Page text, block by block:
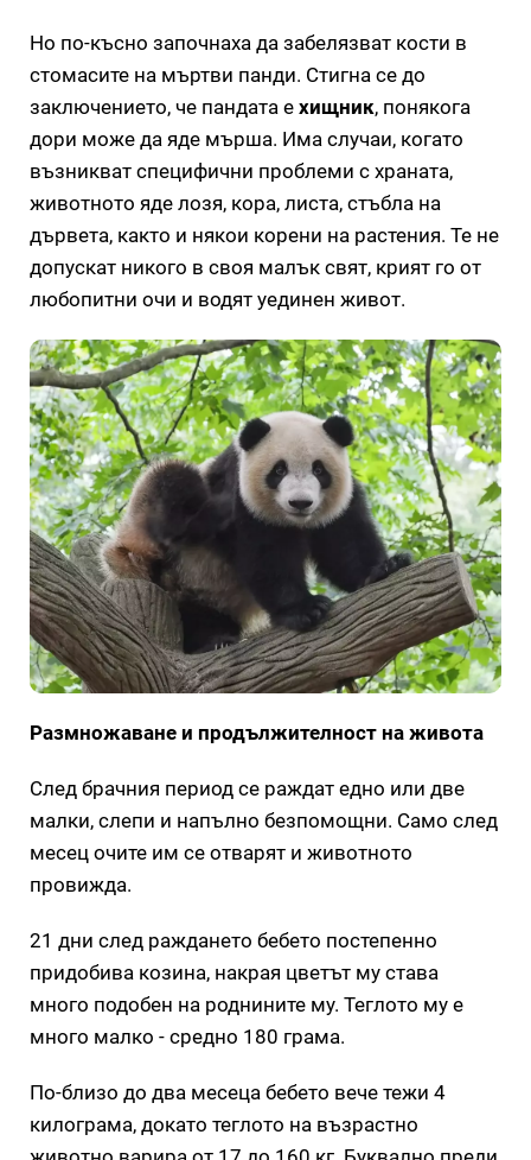
Но по-късно започнаха да забелязват кости в
стомасите на мъртви панди. Стигна се до
заключението, че пандата е хищник, понякога
дори може да яде мърша. Има случаи, когато
възникват специфични проблеми с храната,
животното яде лозя, кора, листа, стъбла на
дървета, както и някои корени на растения. Те не
допускат никого в своя малък свят, крият го от
любопитни очи и водят уединен живот.
Размножаване и продължителност на живота
След брачния период се раждат едно или две
малки, слепи и напълно безпомощни. Само след
месец очите им се отварят и животното
провижда.
21 дни след раждането бебето постепенно
придобива козина, накрая цветът му става
много подобен на роднините му. Теглото му е
много малко - средно 180 грама.
По-близо до два месеца бебето вече тежи 4
килограма, докато теглото на възрастно